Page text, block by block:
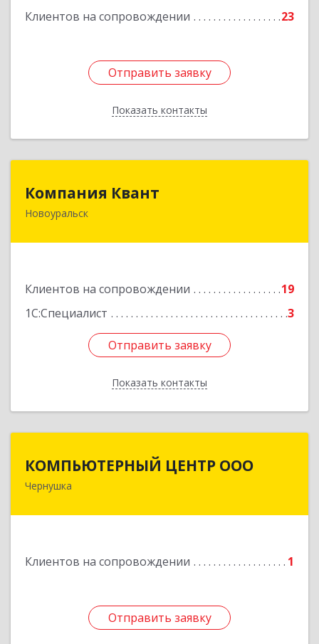
Клиентов на сопровождении 23
Отправить заявку
Показать контакты
Отправить заявку
Назад
Компания Квант
Новоуральск
Клиентов на сопровождении
19
1С:Специалист
3
Отправить заявку
Показать контакты
624130, Свердловская обл, Новоуральск г,
Отправить заявку
Назад
КОМПЬЮТЕРНЫЙ ЦЕНТР ООО
Чернушка
Клиентов на сопровождении 1
Отправить заявку
КОМПЬЮТЕРНЫЙ ЦЕНТР ООО
Отправить заявку